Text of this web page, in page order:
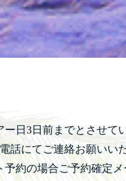
日3日前までとさせて
話にてご連絡お願いい
予約の場合ご予約確定